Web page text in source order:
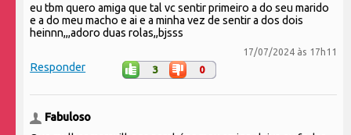
eu tbm quero amiga que tal vc sentir primeiro a do seu marido
e a do meu macho e ai e a minha vez de sentir a dos dois
heinnn,,,adoro duas rolas,,bjsss
17/07/2024 às 17h11
Responder 3 0
Fabuloso